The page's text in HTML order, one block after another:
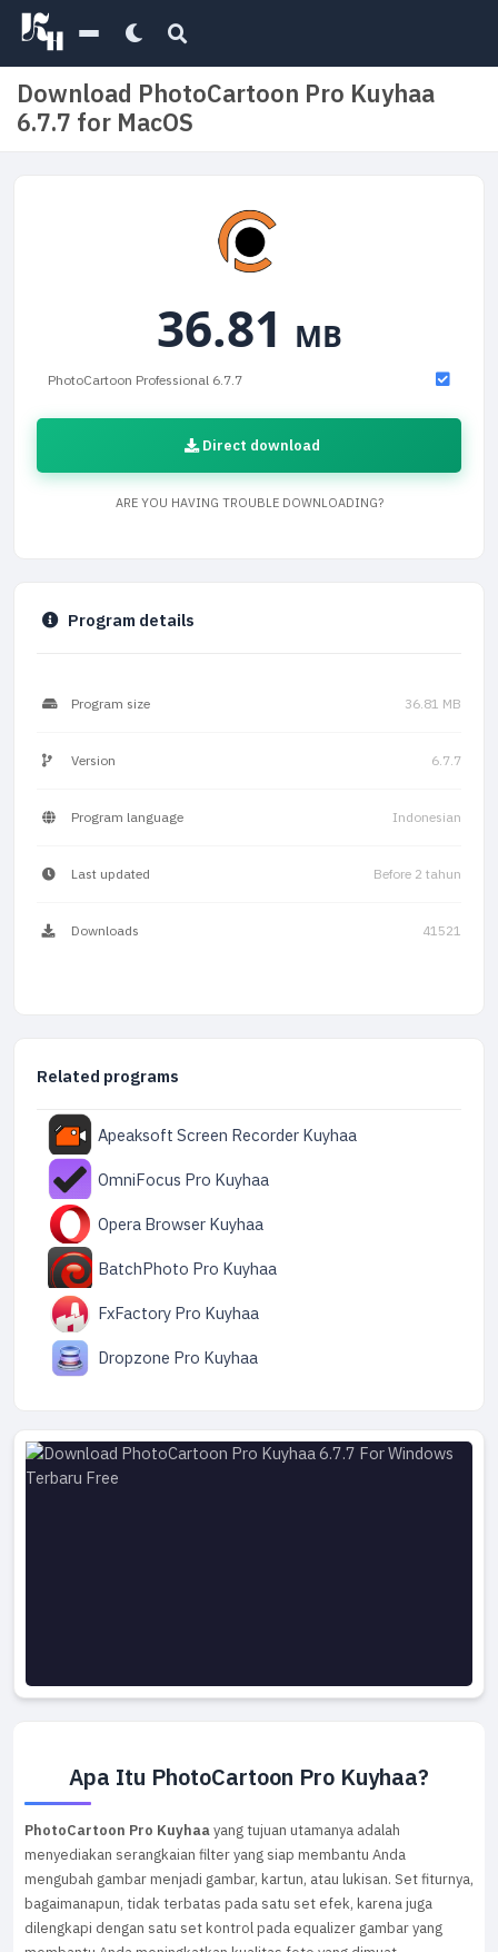
Download PhotoCartoon Pro Kuyhaa
6.7.7 for MacOS
Apa Itu PhotoCartoon Pro Kuyhaa?
PhotoCartoon Pro Kuyhaayang tujuan utamanya adalah
menyediakan serangkaian filter yang siap membantu Anda
mengubah gambar menjadi gambar, kartun, atau lukisan. Set fiturnya,
bagaimanapun, tidak terbatas pada satu set efek, karena juga
dilengkapi dengan satu set kontrol pada equalizer gambar yang
36.81 MB
PhotoCartoon Professional 6.7.7
Direct download
ARE YOU HAVING TROUBLE DOWNLOADING?
Program details
Program size 36.81 MB
Version 6.7.7
Program language Indonesian
Last updated Before 2 tahun
Downloads 41521
Related programs
Apeaksoft Screen Recorder Kuyhaa
OmniFocus Pro Kuyhaa
Opera Browser Kuyhaa
BatchPhoto Pro Kuyhaa
FxFactory Pro Kuyhaa
Dropzone Pro Kuyhaa